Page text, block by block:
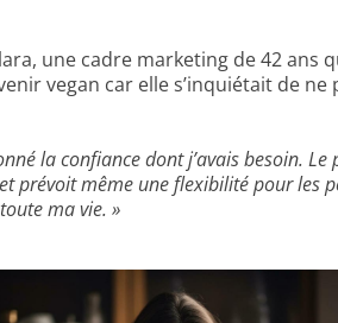
une cadre marketing de 42 ans
vegan car elle s’inquiétait de
la confiance dont j’avais besoin.
prévoit même une flexibilité pour les
ma vie. »